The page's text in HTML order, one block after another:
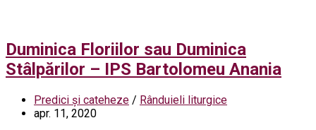
Duminica Floriilor sau Duminica
Stâlpărilor – IPS Bartolomeu Anania
Predici și cateheze / Rânduieli liturgice
apr. 11, 2020